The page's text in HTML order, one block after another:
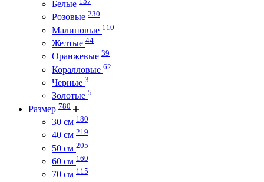
Белые
Розовые 230
Малиновые 110
Желтые 44
Оранжевые 39
Коралловые 62
Черные 3
Золотые 5
Размер 780
30 см 180
40 см 219
50 см 205
60 см 169
70 см 115